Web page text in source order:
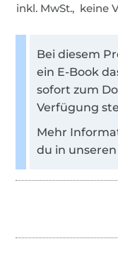
inkl. MwSt., keine
Bei diesem
ein E-Book
sofort zum
Verfügung
Mehr
du in unseren